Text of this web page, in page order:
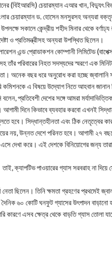
(বিইআরসি) চেয়ারম্যান এআর খান, বিদ্যুৎ
চেয়ারম্যান ড. হোসেন মনসুরসহ অন্যরা
সকালে কেন্দ্রীয় শহীদ মিনার থেকে
ও প্রতিমন্ত্রীসহ অন্যরা উপস্থিত ছিলেন।
এন্ড প্রোডাকশন কোম্পানী লিমিটেড
পরিবারের নিহত সদস্যদের স্মরণে এক
অনেক বছর ধরে অনুরোধ করা হচ্ছে
কমিশনকে এ বিষয়ে উদ্যোগ নিতে আহবান
প্রতিবেশী দেশের সঙ্গে আমরা
আগামী দিনে কিভাবে ব্যবহার করবো এখনই
সিদ্ধান্তহীনতা এবং ঠিক নেতৃত্বের
নয়, উন্নত দেশে পরিনত হবে। আগামী ২৭
এসে দেখা করে। এই দেশকে বিনিয়োগের জন্য
ক্যাপটিভ পাওয়ারের গ্যাস সরবরাহ না দিয়ে
ছিলেন। তিনি ক্ষমতা গ্রহণের প্রথমেই
৬০ কোটি ঘনফুট গ্যাসের উৎপাদন বাড়ানো
এসব ক্ষেত্র থেকে বাড়তি গ্যাস তোলা